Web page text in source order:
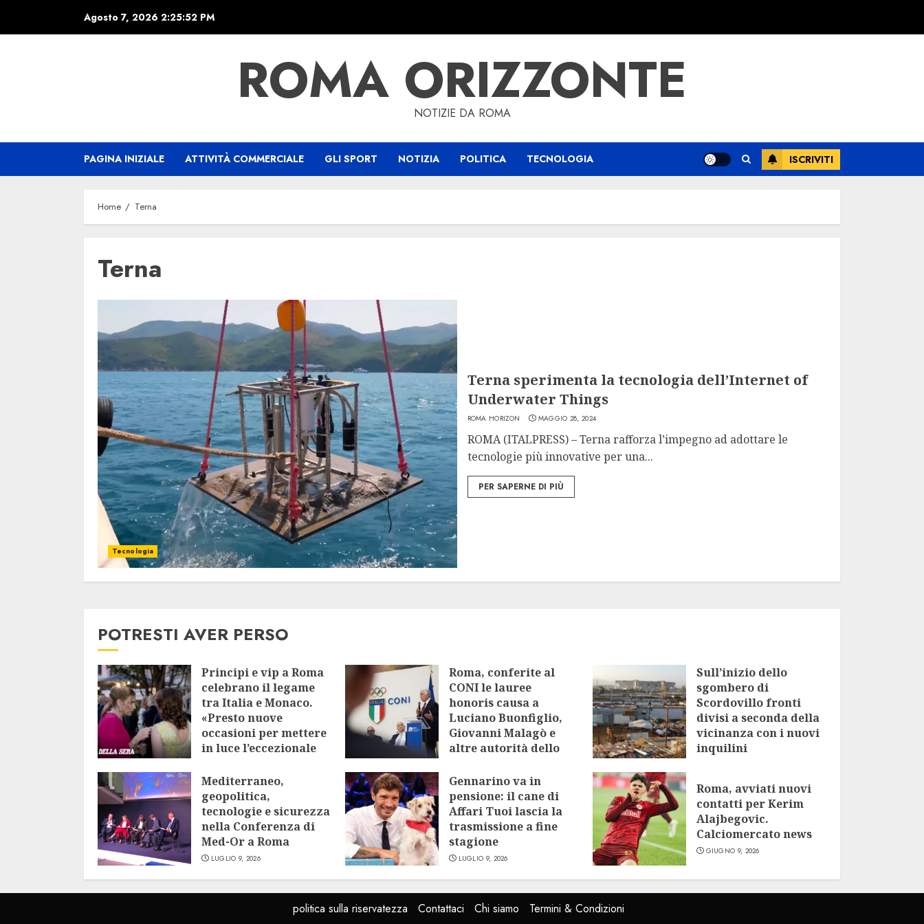
Agosto 7, 2026 2:25:52 PM
ROMA ORIZZONTE
NOTIZIE DA ROMA
PAGINA INIZIALE ATTIVITÀ COMMERCIALE GLI SPORT NOTIZIA POLITICA TECNOLOGIA ISCRIVITI
Home Terna
Terna
Tecnologia
Terna sperimenta la tecnologia dell’Internet of
Underwater Things
ROMA HORIZON MAGGIO 28, 2024
ROMA (ITALPRESS) – Terna rafforza l’impegno ad adottare le
tecnologie più innovative per una...
PER SAPERNE DI PIÙ
POTRESTI AVER PERSO
Principi e vip a Roma
celebrano il legame
tra Italia e Monaco.
«Presto nuove
occasioni per mettere
in luce l’eccezionale
LUGLIO 9, 2026
Roma, conferite al
CONI le lauree
honoris causa a
Luciano Buonfiglio,
Giovanni Malagò e
altre autorità dello
LUGLIO 9, 2026
Sull’inizio dello
sgombero di
Scordovillo fronti
divisi a seconda della
vicinanza con i nuovi
inquilini
Mediterraneo,
geopolitica,
tecnologie e sicurezza
nella Conferenza di
Med-Or a Roma
LUGLIO 9, 2026
Gennarino va in
pensione: il cane di
Affari Tuoi lascia la
trasmissione a fine
stagione
LUGLIO 9, 2026
Roma, avviati nuovi
contatti per Kerim
Alajbegovic.
Calciomercato news
GIUGNO 9, 2026
politica sulla riservatezza Contattaci Chi siamo Termini & Condizioni